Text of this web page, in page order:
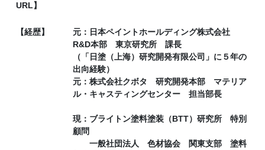
URL】
【経歴】
元：日本ペイントホールディング株式会社
R&D本部 東京研究所 課長
（「日塗（上海）研究開発有限公司」に５年の
出向経験）
元：株式会社クボタ 研究開発本部 マテリア
ル・キャスティングセンター 担当部長
現：ブライトン塗料塗装（BTT）研究所 特別
顧問
一般社団法人 色材協会 関東支部 塗料